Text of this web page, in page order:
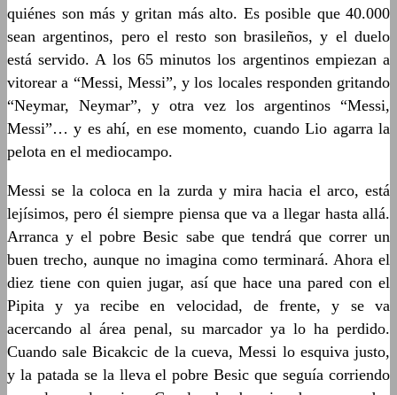
quiénes son más y gritan más alto. Es posible que 40.000
sean argentinos, pero el resto son brasileños, y el duelo
está servido. A los 65 minutos los argentinos empiezan a
vitorear a “Messi, Messi”, y los locales responden gritando
“Neymar, Neymar”, y otra vez los argentinos “Messi,
Messi”… y es ahí, en ese momento, cuando Lio agarra la
pelota en el mediocampo.
Messi se la coloca en la zurda y mira hacia el arco, está
lejísimos, pero él siempre piensa que va a llegar hasta allá.
Arranca y el pobre Besic sabe que tendrá que correr un
buen trecho, aunque no imagina como terminará. Ahora el
diez tiene con quien jugar, así que hace una pared con el
Pipita y ya recibe en velocidad, de frente, y se va
acercando al área penal, su marcador ya lo ha perdido.
Cuando sale Bicakcic de la cueva, Messi lo esquiva justo,
y la patada se la lleva el pobre Besic que seguía corriendo